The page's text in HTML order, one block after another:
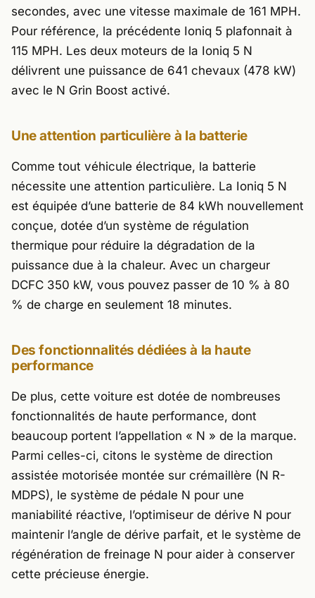
secondes, avec une vitesse maximale de 161 MPH.
Pour référence, la précédente Ioniq 5 plafonnait à
115 MPH. Les deux moteurs de la Ioniq 5 N
délivrent une puissance de 641 chevaux (478 kW)
avec le N Grin Boost activé.
Une attention particulière à la batterie
Comme tout véhicule électrique, la batterie
nécessite une attention particulière. La Ioniq 5 N
est équipée d’une batterie de 84 kWh nouvellement
conçue, dotée d’un système de régulation
thermique pour réduire la dégradation de la
puissance due à la chaleur. Avec un chargeur
DCFC 350 kW, vous pouvez passer de 10 % à 80
% de charge en seulement 18 minutes.
Des fonctionnalités dédiées à la haute
performance
De plus, cette voiture est dotée de nombreuses
fonctionnalités de haute performance, dont
beaucoup portent l’appellation « N » de la marque.
Parmi celles-ci, citons le système de direction
assistée motorisée montée sur crémaillère (N R-
MDPS), le système de pédale N pour une
maniabilité réactive, l’optimiseur de dérive N pour
maintenir l’angle de dérive parfait, et le système de
régénération de freinage N pour aider à conserver
cette précieuse énergie.